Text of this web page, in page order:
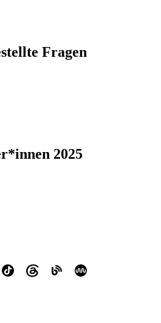
Fragen
2025